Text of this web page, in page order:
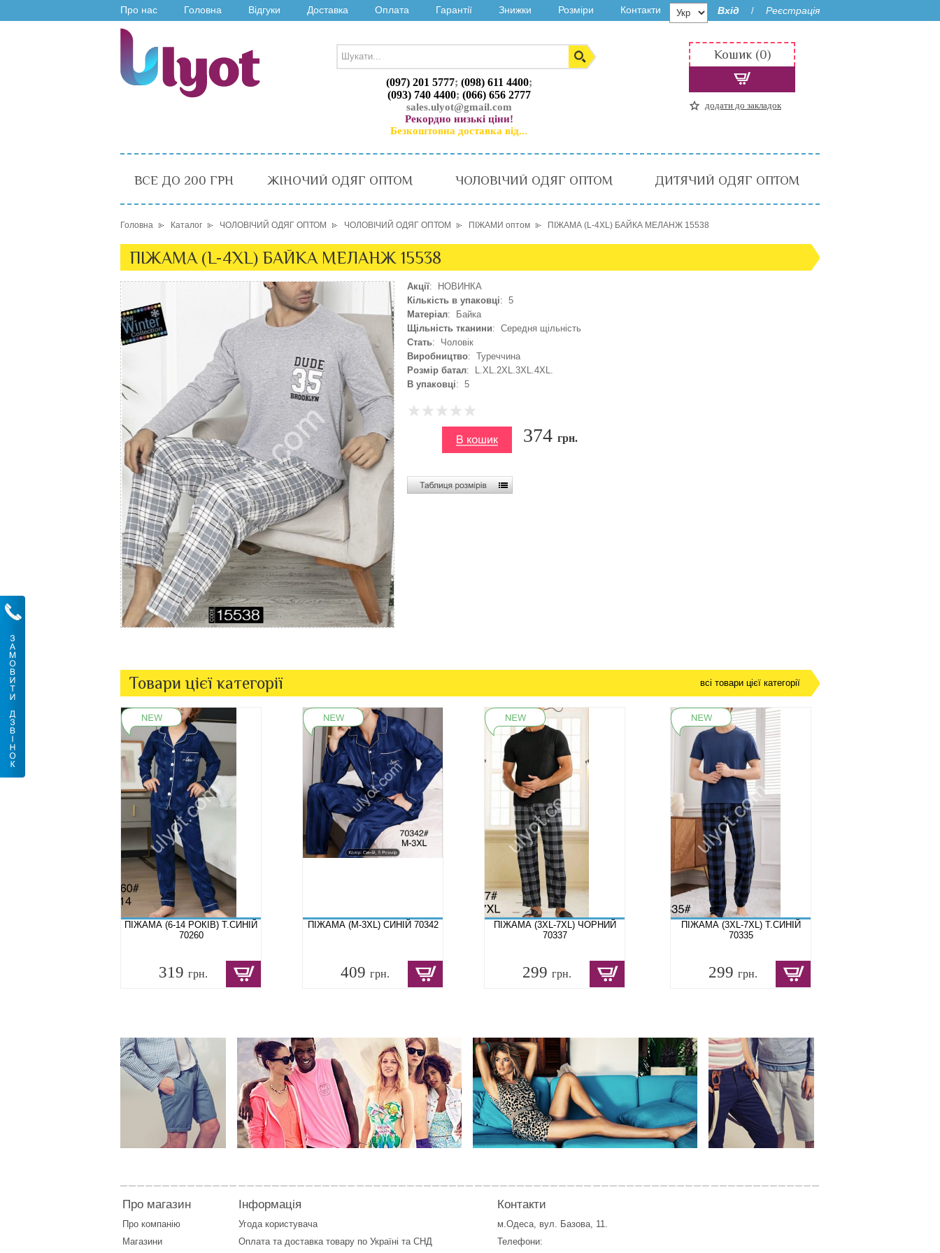
Про нас Головна Відгуки Доставка Оплата Гарантії Знижки Розміри Контакти Вхід / Реєстрація
(097) 201 5777; (098) 611 4400;
(093) 740 4400; (066) 656 2777
sales.ulyot@gmail.com
Рекордно низькі ціни!
Безкоштовна доставка від...
Кошик (0)
додати до закладок
ВСЕ ДО 200 ГРН ЖІНОЧИЙ ОДЯГ ОПТОМ ЧОЛОВІЧИЙ ОДЯГ ОПТОМ ДИТЯЧИЙ ОДЯГ ОПТОМ
Головна Каталог ЧОЛОВІЧИЙ ОДЯГ ОПТОМ ЧОЛОВІЧИЙ ОДЯГ ОПТОМ ПІЖАМИ оптом ПІЖАМА (L-4XL) БАЙКА МЕЛАНЖ 15538
ПІЖАМА (L-4XL) БАЙКА МЕЛАНЖ 15538
Акції: НОВИНКА
Кількість в упаковці: 5
Матеріал: Байка
Щільність тканини: Середня щільність
Стать: Чоловік
Виробництво: Туреччина
Розмір батал: L.XL.2XL.3XL.4XL.
В упаковці: 5
374 грн.
Товари цієї категорії всі товари цієї категорії
ПІЖАМА (6-14 РОКІВ) Т.СИНІЙ
70260
319 грн.
ПІЖАМА (M-3XL) СИНІЙ 70342
409 грн.
ПІЖАМА (3XL-7XL) ЧОРНИЙ
70337
299 грн.
ПІЖАМА (3XL-7XL) Т.СИНІЙ
70335
299 грн.
Про магазин
Про компанію
Магазини
Інформація
Угода користувача
Оплата та доставка товару по Україні та СНД
Контакти
м.Одеса, вул. Базова, 11.
Телефони: